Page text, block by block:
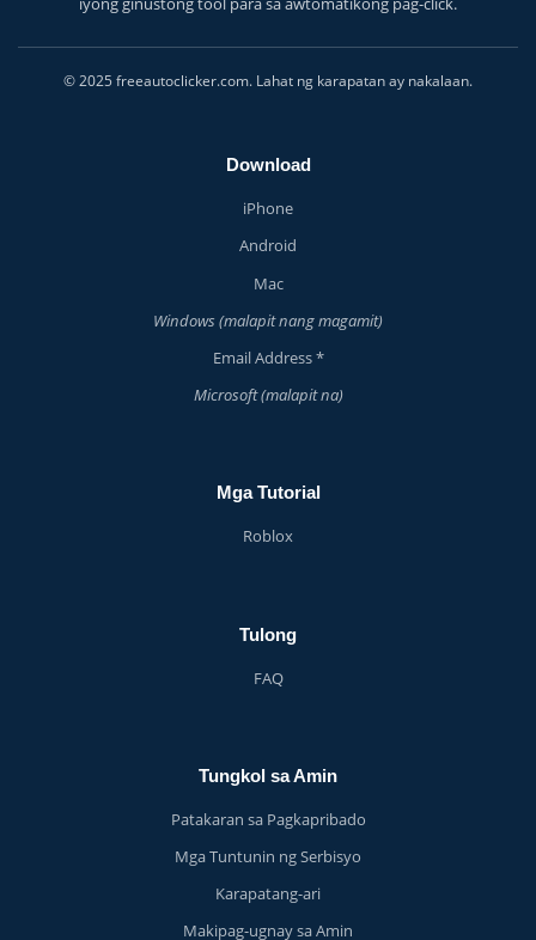
© 2025 freeautoclicker.com. Lahat ng karapatan ay nakalaan.
Download
iPhone
Android
Mac
Windows (malapit nang magamit)
Email Address *
Microsoft (malapit na)
Mga Tutorial
Roblox
Tulong
FAQ
Tungkol sa Amin
Patakaran sa Pagkapribado
Mga Tuntunin ng Serbisyo
Karapatang-ari
Makipag-ugnay sa Amin